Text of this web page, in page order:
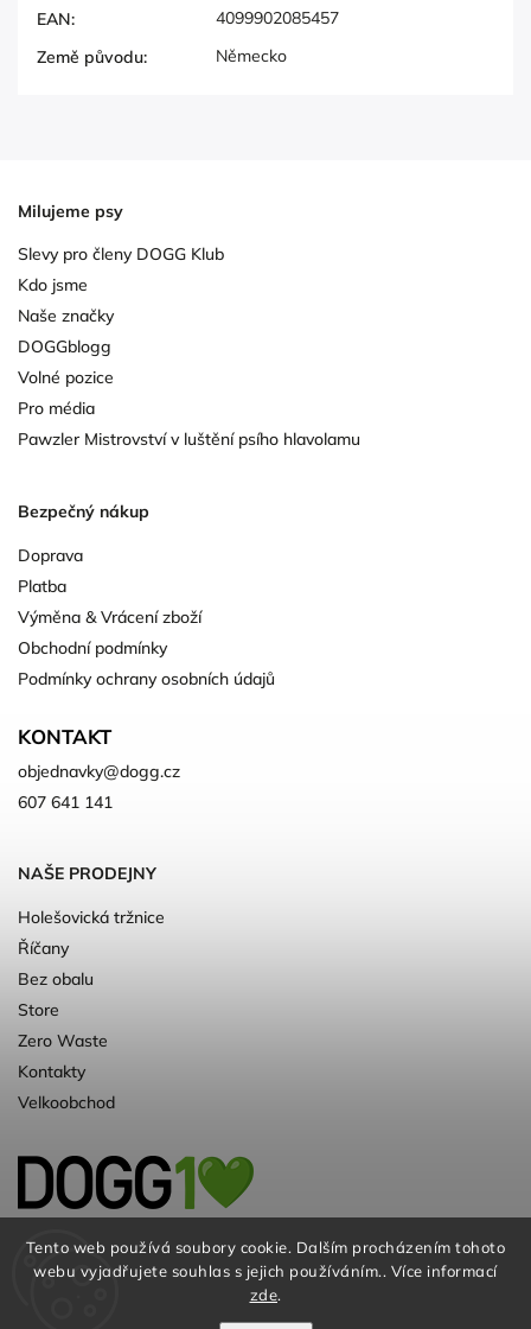
Tento web používá soubory cookie. Dalším procházením tohoto
webu vyjadřujete souhlas s jejich používáním.. Více informací
zde.
EAN:
4099902085457
Země původu: Německo
Milujeme psy
Slevy pro členy DOGG Klub
Kdo jsme
Naše značky
DOGGblogg
Volné pozice
Pro média
Pawzler Mistrovství v luštění psího hlavolamu
Bezpečný nákup
Doprava
Platba
Výměna & Vrácení zboží
Obchodní podmínky
Podmínky ochrany osobních údajů
KONTAKT
objednavky@dogg.cz
607 641 141
NAŠE PRODEJNY
Holešovická tržnice
Říčany
Bez obalu
Store
Zero Waste
Kontakty
Velkoobchod
Kvalitní a ♻️eko chovatelské potřeby pro
psy. Už 10 let